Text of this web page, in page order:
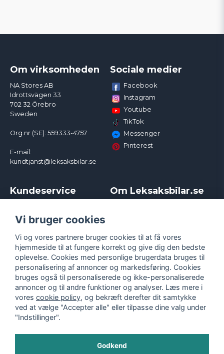
Om virksomheden
NA Stores AB
Idrottsvägen 33
702 32 Örebro
Sweden
Org.nr (SE): 559333-4757
E-mail:
kundtjanst@leksaksbilar.se
Sociale medier
Facebook
Instagram
Youtube
TikTok
Messenger
Pinterest
Kundeservice
Kampagner og rabatter
Reklamation
Policy chase cars
Returnera
Logga in
Om Leksaksbilar.se
Handelsbetingelser
Persondatapolitik
Cookies
Vi bruger cookies
Vi og vores partnere bruger cookies til at få vores
hjemmeside til at fungere korrekt og give dig den bedste
oplevelse. Cookies med personlige brugerdata bruges til
personalisering af annoncer og markedsføring. Cookies
bruges også til personaliserede og ikke-personaliserede
annoncer og til andre funktioner og analyser. Læs mere i
vores cookie policy, og bekræft derefter dit samtykke
ved at vælge "Accepter alle" eller tilpasse dine valg under
"Indstillinger".
Godkend